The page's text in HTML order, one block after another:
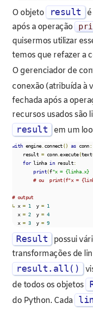
O objeto result
após a operação
quisermos utilizar
temos que refazer a
O gerenciador de
conexão (atribuída à
fechada após a
recursos usados são
result em um
with engine. connect () as conn:
    result
= conn.execute(text
for linha in result:
print(f"x = {linha.x}
# ou  print(f"x =
# output
↳ x = 1
  y
= 1
  x
= 2
  y
= 4
  x
= 3
  y
= 9
Result
possui
transformações de
result.all()
de todos os objetos
do Python. Cada